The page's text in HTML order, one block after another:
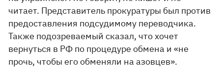
читает. Представитель прокуратуры был против
предоставления подсудимому переводчика.
Также подозреваемый сказал, что хочет
вернуться в РФ по процедуре обмена и «не
прочь, чтобы его обменяли на азовцев».